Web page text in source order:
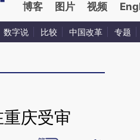
博客 图片 视频
数字说 比较 中国改革 专题
庆受审